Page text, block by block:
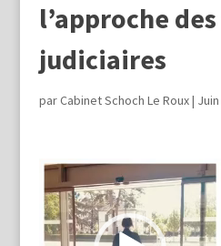
l’approche
judiciaires
parCabinet Schoch Le Roux|
Lecteur
vidéo